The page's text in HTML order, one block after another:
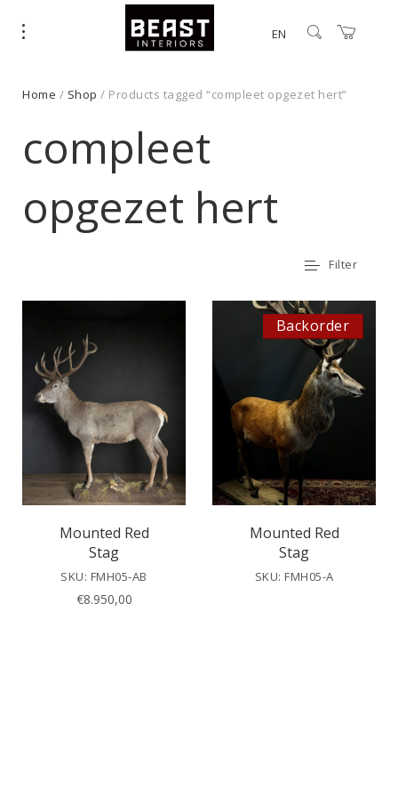
EN
Home / Shop / Products tagged “compleet opgezet hert”
compleet
opgezet hert
Filter
Mounted Red
Stag
SKU: FMH05-AB
€8.950,00
Backorder
Mounted Red
Stag
SKU: FMH05-A